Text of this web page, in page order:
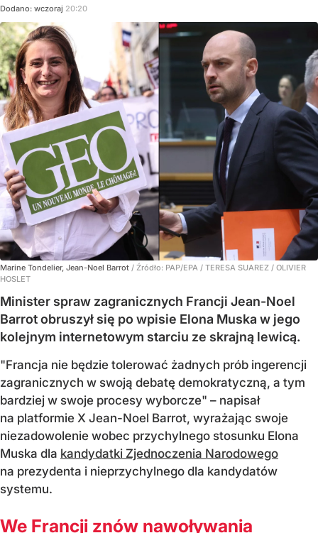
Dodano: wczoraj 20:20
Marine Tondelier, Jean-Noel Barrot / Źródło: PAP/EPA / TERESA SUAREZ / OLIVIER
HOSLET
Minister spraw zagranicznych Francji Jean-Noel
Barrot obruszył się po wpisie Elona Muska w jego
kolejnym internetowym starciu ze skrajną lewicą.
"Francja nie będzie tolerować żadnych prób ingerencji
zagranicznych w swoją debatę demokratyczną, a tym
bardziej w swoje procesy wyborcze" – napisał
na platformie X Jean-Noel Barrot, wyrażając swoje
niezadowolenie wobec przychylnego stosunku Elona
Muska dla kandydatki Zjednoczenia Narodowego
na prezydenta i nieprzychylnego dla kandydatów
systemu.
We Francji znów nawoływania